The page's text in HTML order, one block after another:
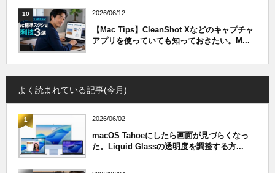
10 2026/06/12
【Mac Tips】CleanShot Xなどのキャプチャ
アプリを使っていても知っておきたい。M...
よく読まれている記事(今月)
1 2026/06/02
macOS Tahoeにしたら画面が見づらくなっ
た。Liquid Glassの透明度を調整する方...